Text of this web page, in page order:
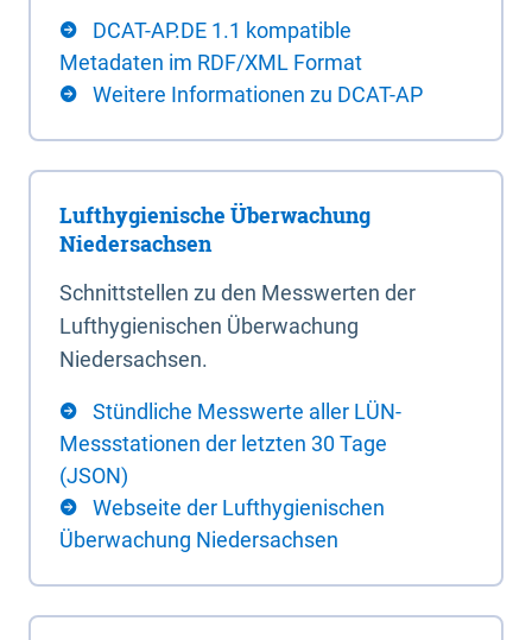
DCAT-AP.DE 1.1 kompatible
Metadaten im RDF/XML Format
Weitere Informationen zu DCAT-AP
Lufthygienische Überwachung
Niedersachsen
Schnittstellen zu den Messwerten der
Lufthygienischen Überwachung
Niedersachsen.
Stündliche Messwerte aller LÜN-
Messstationen der letzten 30 Tage
(JSON)
Webseite der Lufthygienischen
Überwachung Niedersachsen